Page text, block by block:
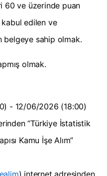
60 ve üzerinde puan
edilen ve
belgeye sahip olmak.
olmak.
- 12/06/2026 (18:00)
“Türkiye İstatistik
Kamu İşe Alım”